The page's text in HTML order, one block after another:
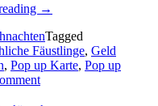
„Ein
weihnachtliche
Karten
mit
Pop
→
Tagged
Fäustlinge, Geld
, Pop up Karte, Pop up